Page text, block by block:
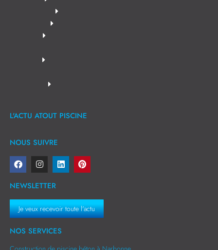
L'ACTU ATOUT PISCINE
NOUS SUIVRE
NEWSLETTER
Je veux recevoir toute l'actu
NOS SERVICES